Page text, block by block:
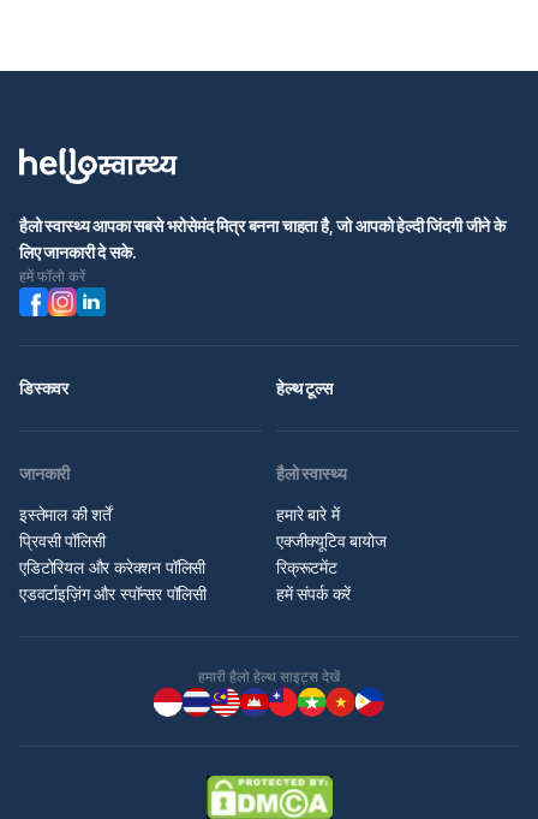
हैलो स्वास्थ्य आपका सबसे भरोसेमंद मित्र बनना चाहता है, जो आपको हेल्दी जिंदगी जीने के
लिए जानकारी दे सके.
हमें फॉलो करें
डिस्कवर हेल्थ टूल्स
जानकारी
इस्तेमाल की शर्तें
प्रिवसी पॉलिसी
एडिटोरियल और करेक्शन पॉलिसी
एडवर्टाइज़िंग और स्पॉन्सर पॉलिसी
हैलो स्वास्थ्य
हमारे बारे में
एक्जीक्यूटिव बायोज
रिक्रूटमेंट
हमें संपर्क करें
हमारी हैलो हेल्थ साइट्स देखें